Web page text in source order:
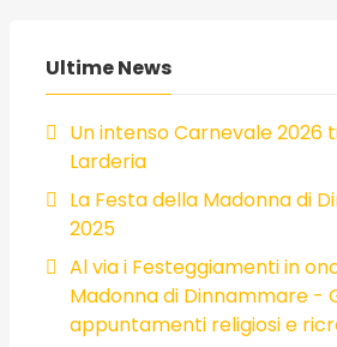
Ultime News
Un intenso Carnevale 2026
Larderia
La Festa della Madonna di
2025
Al via i Festeggiamenti in
Madonna di Dinnammare -
appuntamenti religiosi e